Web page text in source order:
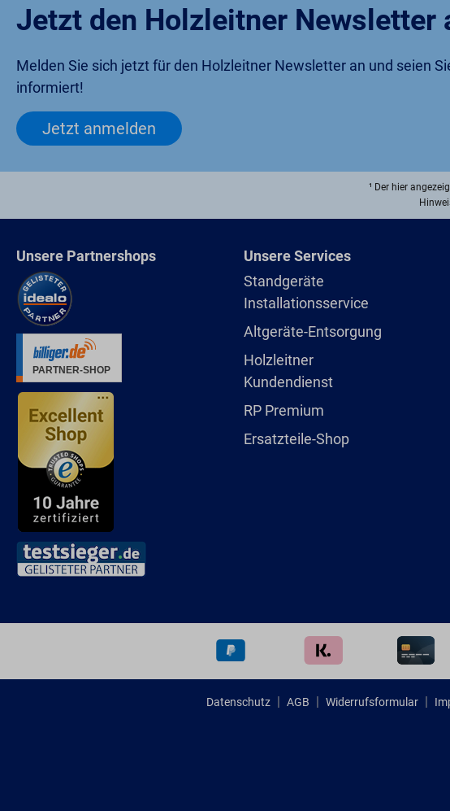
Jetzt den Holzleitner Newsletter
Melden Sie sich jetzt für den Holzleitner Newsletter an und seien
informiert!
Jetzt anmelden
¹ Der hier
Unsere Partnershops
Unsere Services
Standgeräte
Installationsservice
Altgeräte-Entsorgung
Holzleitner
Kundendienst
RP Premium
Ersatzteile-Shop
Datenschutz AGB Widerrufsformular